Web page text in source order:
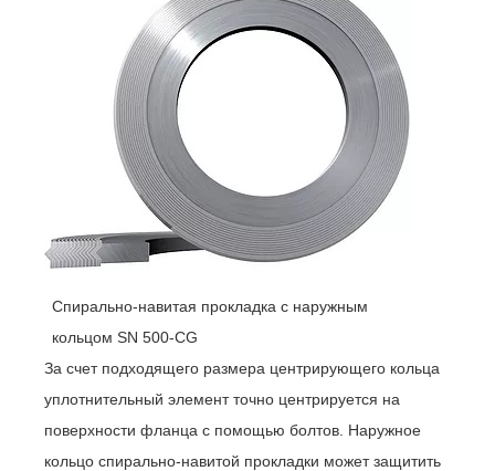
Спирально-навитая прокладка с наружным
кольцом SN 500-CG
За счет подходящего размера центрирующего кольца
уплотнительный элемент точно центрируется на
поверхности фланца с помощью болтов. Наружное
кольцо спирально-навитой прокладки может защитить